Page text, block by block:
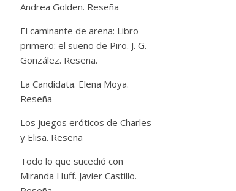
Andrea Golden. Reseña
El caminante de arena: Libro
primero: el sueño de Piro. J. G.
González. Reseña.
La Candidata. Elena Moya.
Reseña
Los juegos eróticos de Charles
y Elisa. Reseña
Todo lo que sucedió con
Miranda Huff. Javier Castillo.